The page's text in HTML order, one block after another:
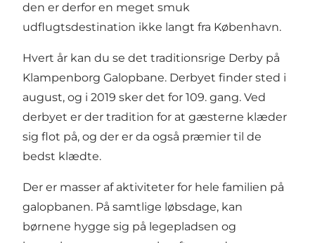
den er derfor en meget smuk
udflugtsdestination ikke langt fra København.
Hvert år kan du se det traditionsrige Derby på
Klampenborg Galopbane. Derbyet finder sted i
august, og i 2019 sker det for 109. gang. Ved
derbyet er der tradition for at gæsterne klæder
sig flot på, og der er da også præmier til de
bedst klædte.
Der er masser af aktiviteter for hele familien på
galopbanen. På samtlige løbsdage, kan
børnene hygge sig på legepladsen og